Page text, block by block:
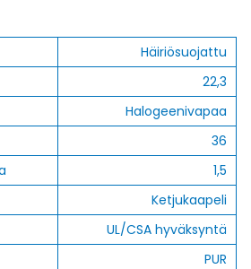
Häiriösuojattu
22,3
Halogeenivapaa
36
1,5
Ketjukaapeli
UL/CSA hyväksyntä
PUR